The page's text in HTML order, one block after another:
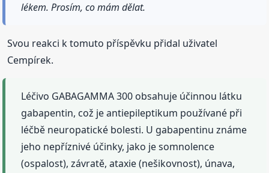
lékem. Prosím, co mám dělat.
Svou reakci k tomuto příspěvku přidal uživatel
Cempírek.
Léčivo GABAGAMMA 300 obsahuje účinnou látku
gabapentin, což je antiepileptikum používané při
léčbě neuropatické bolesti. U gabapentinu známe
jeho nepříznivé účinky, jako je somnolence
(ospalost), závratě, ataxie (nešikovnost), únava,